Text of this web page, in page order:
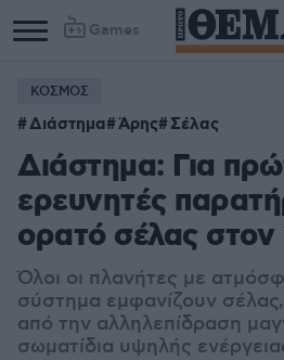
Games
ΚΟΣΜΟΣ
Διάστημα Άρης Σέλας
Διάστημα: Για
ερευνητές
ορατό σέλας
Όλοι οι πλανήτες με
σύστημα εμφανίζουν σέλας,
από την αλληλεπίδραση
σωματίδια υψηλής